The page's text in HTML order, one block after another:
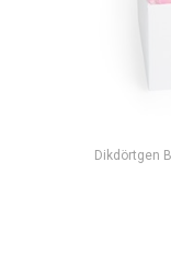
Dikdörtgen